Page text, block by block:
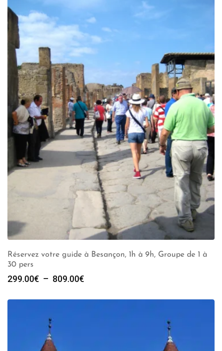
Réservez votre guide à Besançon, 1h à 9h, Groupe de 1 à
30 pers
299.00€ – 809.00€
prix :